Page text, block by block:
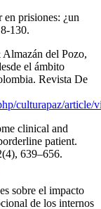
prisiones: ¿un
130.
del Pozo,
el ámbito
Revista De
culturapaz/article/
clinical and
patient.
639–656.
sobre el impacto
de los internos